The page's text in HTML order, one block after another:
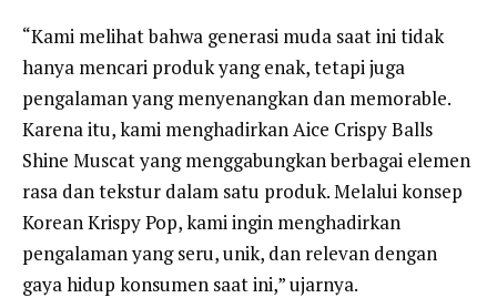
“Kami melihat bahwa generasi muda saat ini tidak
hanya mencari produk yang enak, tetapi juga
pengalaman yang menyenangkan dan memorable.
Karena itu, kami menghadirkan Aice Crispy Balls
Shine Muscat yang menggabungkan berbagai elemen
rasa dan tekstur dalam satu produk. Melalui konsep
Korean Krispy Pop, kami ingin menghadirkan
pengalaman yang seru, unik, dan relevan dengan
gaya hidup konsumen saat ini,” ujarnya.